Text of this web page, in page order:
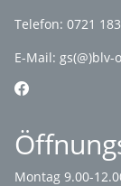
Telefon: 0721
E-Mail: gs(@)blv-
Montag 9.00-